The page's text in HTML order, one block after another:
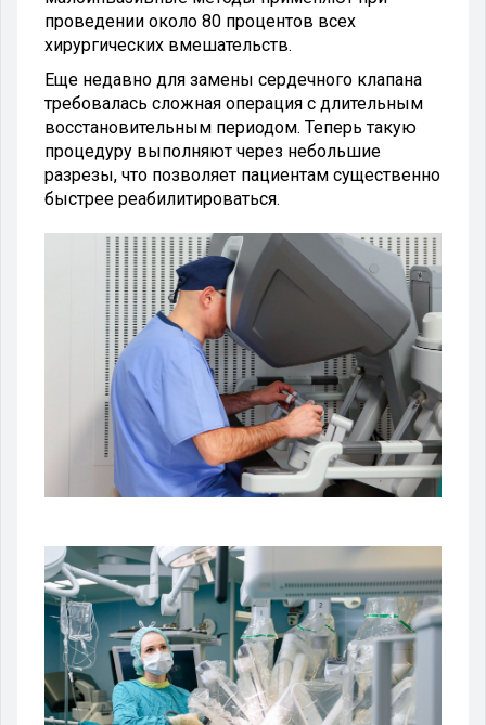
проведении около 80 процентов всех
хирургических вмешательств.
Еще недавно для замены сердечного клапана
требовалась сложная операция с длительным
восстановительным периодом. Теперь такую
процедуру выполняют через небольшие
разрезы, что позволяет пациентам существенно
быстрее реабилитироваться.